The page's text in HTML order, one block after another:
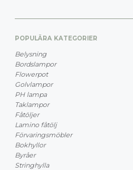
POPULÄRA KATEGORIER
Belysning
Bordslampor
Flowerpot
Golvlampor
PH lampa
Taklampor
Fåtöljer
Lamino fåtölj
Förvaringsmöbler
Bokhyllor
Byråer
Stringhylla